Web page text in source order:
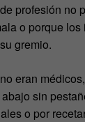
profesión no
o porque
gremio.
eran
sin
o por